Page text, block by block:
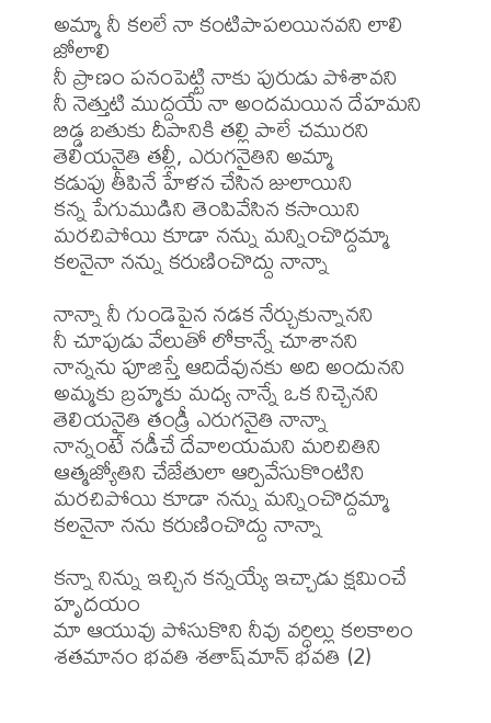
అమ్మా నీ కలలే నా కంటిపాపలయినవని లాలి
జోలాలి
నీ ప్రాణం పనంపెట్టి నాకు పురుడు పోశావని
నీ నెత్తుటి ముద్దయే నా అందమయిన దేహమని
బిడ్డ బతుకు దీపానికి తల్లి పాలే చమురని
తెలియనైతి తల్లీ, ఎరుగనైతిని అమ్మా
కడుపు తీపినే హేళన చేసిన జులాయిని
కన్న పేగుముడిని తెంపివేసిన కసాయిని
మరచిపోయి కూడా నన్ను మన్నించొద్దమ్మా
కలనైనా నన్ను కరుణించొద్దు నాన్నా
నాన్నా నీ గుండెపైన నడక నేర్చుకున్నానని
నీ చూపుడు వేలుతో లోకాన్నే చూశానని
నాన్నను పూజిస్తే ఆదిదేవునకు అది అందునని
అమ్మకు బ్రహ్మకు మధ్య నాన్నే ఒక నిచ్చెనని
తెలియనైతి తండ్రీ ఎరుగనైతి నాన్నా
నాన్నంటే నడీచే దేవాలయమని మరిచితిని
ఆత్మజ్యోతిని చేజేతులా ఆర్పివేసుకొంటిని
మరచిపోయి కూడా నన్ను మన్నించొద్దమ్మా
కలనైనా నను కరుణించొద్దు నాన్నా
కన్నా నిన్ను ఇచ్చిన కన్నయ్యే ఇచ్చాడు క్షమించే
హృదయం
మా ఆయువు పోసుకొని నీవు వర్ధిల్లు కలకాలం
శతమానం భవతి శతాష్‌మాన్‌ భవతి (2)